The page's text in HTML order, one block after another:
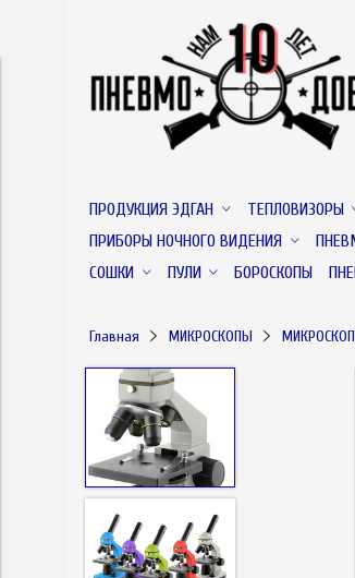
ПРОДУКЦИЯ ЭДГАН ТЕПЛОВИЗОРЫ
ПРИБОРЫ НОЧНОГО ВИДЕНИЯ
СОШКИ
ПУЛИ БОРОСКОПЫ
Главная МИКРОСКОПЫ